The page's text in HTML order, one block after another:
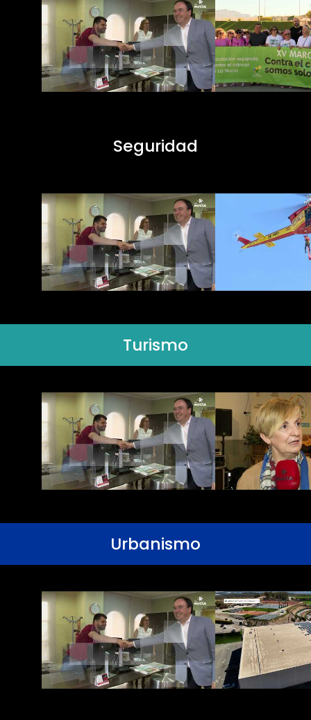
Seguridad
Turismo
Urbanismo